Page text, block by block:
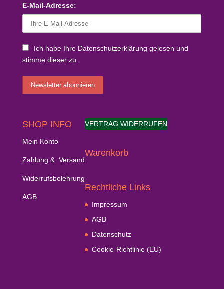
E-Mail-Adresse:
Ich habe Ihre Datenschutzerklärung gelesen und
stimme dieser zu.
SHOP INFO
Mein Konto
Zahlung & Versand
Widerrufsbelehrung
AGB
VERTRAG WIDERRUFEN
Warenkorb
Rechtliche Links
Impressum
AGB
Datenschutz
Cookie-Richtlinie (EU)